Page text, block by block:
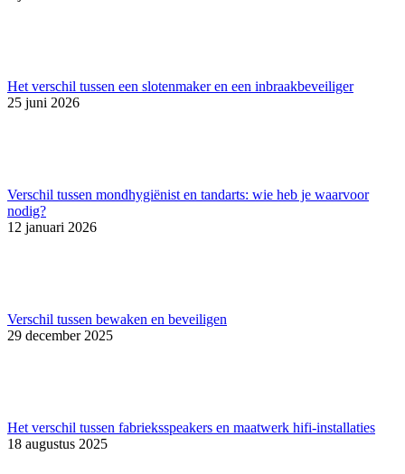
Het verschil tussen een slotenmaker en een inbraakbeveiliger
25 juni 2026
Verschil tussen mondhygiënist en tandarts: wie heb je waarvoor
nodig?
12 januari 2026
Verschil tussen bewaken en beveiligen
29 december 2025
Het verschil tussen fabrieksspeakers en maatwerk hifi-installaties
18 augustus 2025